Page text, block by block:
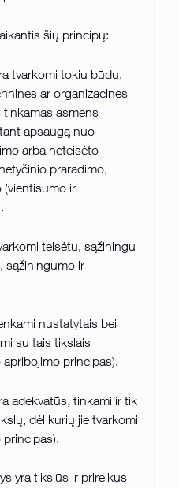
šių principų:
tvarkomi tokiu būdu,
ar organizacines
asmens
apsaugą nuo
arba neteisėto
praradimo,
ir
teisėtu, sąžiningu
sąžiningumo ir
nustatytais bei
su tais tikslais
principas).
adekvatūs, tinkami ir tik
dėl kurių jie tvarkomi
yra tikslūs ir prireikus